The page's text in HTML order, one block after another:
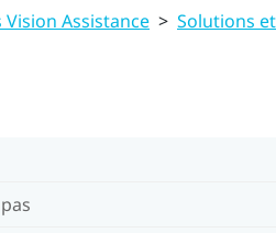
Vision Assistance > Solutions